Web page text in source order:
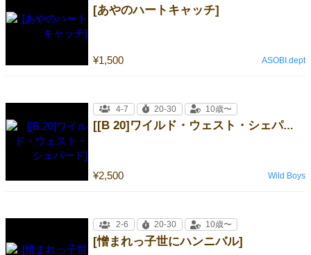
[あやのハートキャッチ]
¥1,500 ASOBI.dept
[[B 20]ワイルド・ウェスト・シェパード]
¥2,500
4-7 20-30 10歳〜
Wild Boys
[憎まれっ子世にハンニバル]
2-6 20-30 10歳〜